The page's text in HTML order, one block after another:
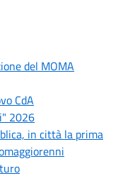
del MOMA
CdA
2026
in città la prima